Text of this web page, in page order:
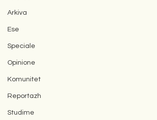
Arkiva
Ese
Speciale
Opinione
Komunitet
Reportazh
Studime